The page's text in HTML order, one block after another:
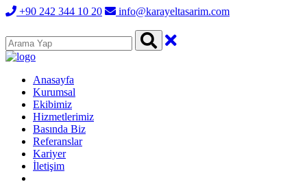
+90 242 344 10 20 info@karayeltasarim.com
Anasayfa
Kurumsal
Ekibimiz
Hizmetlerimiz
Basında Biz
Referanslar
Kariyer
İletişim